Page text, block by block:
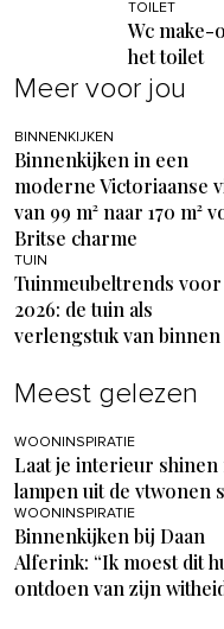
TOILET
Wc make-
het toilet
Meer voor jou
BINNENKIJKEN
Binnenkijken in een
moderne Victoriaanse
van 99 m² naar 170 m²
Britse charme
TUIN
Tuinmeubeltrends voor
2026: de tuin als
verlengstuk van binnen
Meest gelezen
WOONINSPIRATIE
Laat je interieur shinen
lampen uit de vtwonen
WOONINSPIRATIE
Binnenkijken bij Daan
Alferink: “Ik moest dit
ontdoen van zijn